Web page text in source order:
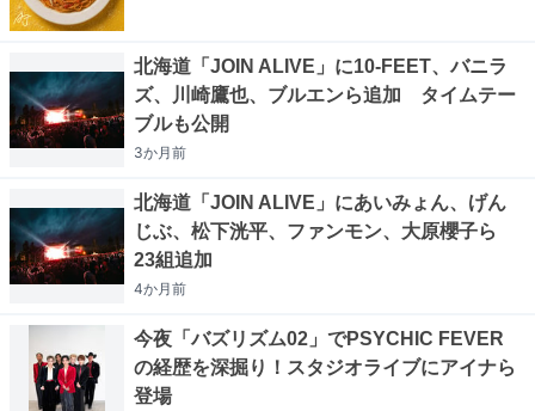
北海道「JOIN ALIVE」に10-FEET、バニラ
ズ、川崎鷹也、ブルエンら追加 タイムテー
ブルも公開
3か月前
北海道「JOIN ALIVE」にあいみょん、げん
じぶ、松下洸平、ファンモン、大原櫻子ら
23組追加
4か月前
今夜「バズリズム02」でPSYCHIC FEVER
の経歴を深掘り！スタジオライブにアイナら
登場